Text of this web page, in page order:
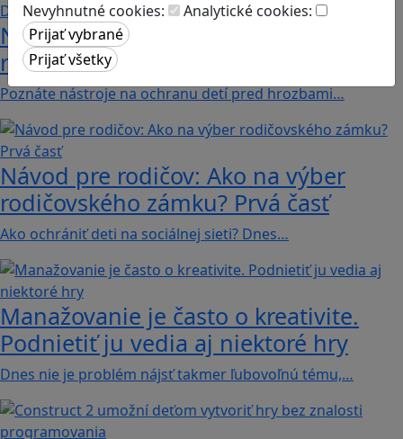
Nevyhnutné cookies:
Analytické cookies:
Návod pre rodičov: Ako na výber
rodičovského zámku? Druhá časť
Poznáte nástroje na ochranu detí pred hrozbami…
Návod pre rodičov: Ako na výber
rodičovského zámku? Prvá časť
Ako ochrániť deti na sociálnej sieti? Dnes…
Manažovanie je často o kreativite.
Podnietiť ju vedia aj niektoré hry
Dnes nie je problém nájsť takmer ľubovoľnú tému,…